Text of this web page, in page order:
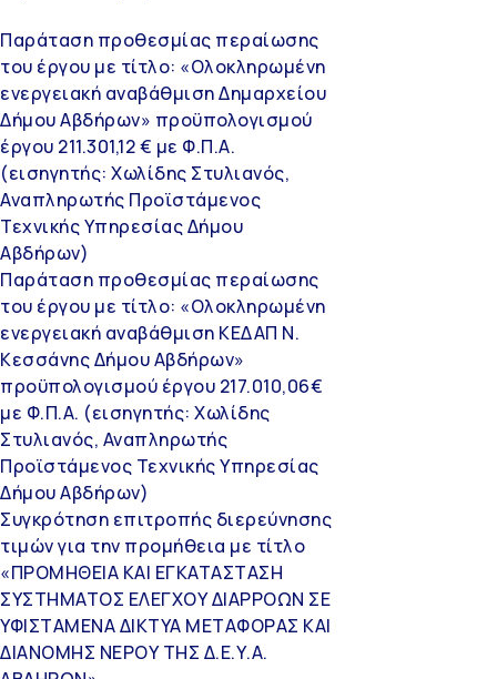
Παράταση προθεσμίας περαίωσης
του έργου με τίτλο: «Ολοκληρωμένη
ενεργειακή αναβάθμιση Δημαρχείου
Δήμου Αβδήρων» προϋπολογισμού
έργου 211.301,12 € με Φ.Π.Α.
(εισηγητής: Χωλίδης Στυλιανός,
Αναπληρωτής Προϊστάμενος
Τεχνικής Υπηρεσίας Δήμου
Αβδήρων)
Παράταση προθεσμίας περαίωσης
του έργου με τίτλο: «Ολοκληρωμένη
ενεργειακή αναβάθμιση ΚΕΔΑΠ Ν.
Κεσσάνης Δήμου Αβδήρων»
προϋπολογισμού έργου 217.010,06€
με Φ.Π.Α. (εισηγητής: Χωλίδης
Στυλιανός, Αναπληρωτής
Προϊστάμενος Τεχνικής Υπηρεσίας
Δήμου Αβδήρων)
Συγκρότηση επιτροπής διερεύνησης
τιμών για την προμήθεια με τίτλο
«ΠΡΟΜΗΘΕΙΑ ΚΑΙ ΕΓΚΑΤΑΣΤΑΣΗ
ΣΥΣΤΗΜΑΤΟΣ ΕΛΕΓΧΟΥ ΔΙΑΡΡΟΩΝ ΣΕ
ΥΦΙΣΤΑΜΕΝΑ ΔΙΚΤΥΑ ΜΕΤΑΦΟΡΑΣ ΚΑΙ
ΔΙΑΝΟΜΗΣ ΝΕΡΟΥ ΤΗΣ Δ.Ε.Υ.Α.